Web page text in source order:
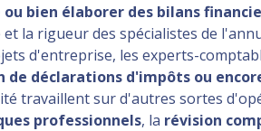
bien élaborer des bilans
la rigueur des spécialistes de
d'entreprise, les experts-
déclarations d'impôts ou
travaillent sur d'autres sortes
professionnels, la révision